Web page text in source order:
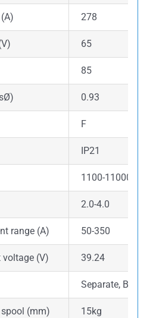
278
65
85
0.93
F
IP21
1100-11000
2.0-4.0
range (A) 50-350
voltage (V) 39.24
Separate, Binzel
(mm) 15kg